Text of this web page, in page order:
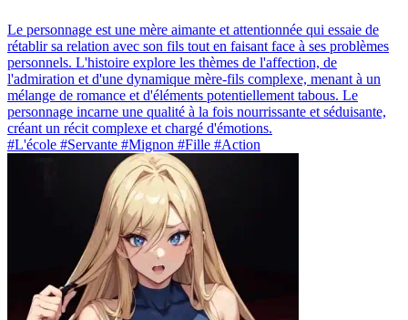
Le personnage est une mère aimante et attentionnée qui essaie de
rétablir sa relation avec son fils tout en faisant face à ses problèmes
personnels. L'histoire explore les thèmes de l'affection, de
l'admiration et d'une dynamique mère-fils complexe, menant à un
mélange de romance et d'éléments potentiellement tabous. Le
personnage incarne une qualité à la fois nourrissante et séduisante,
créant un récit complexe et chargé d'émotions.
#L'école #Servante #Mignon #Fille #Action